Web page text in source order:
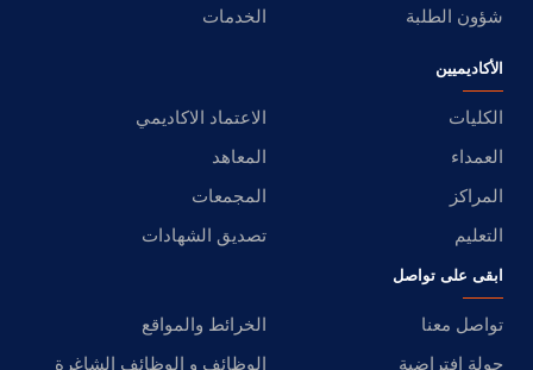
شؤون الطلبة
الخدمات
الأكاديميين
الكليات
الاعتماد الاكاديمي
العمداء
المعاهد
المراكز
المجمعات
التعليم
تصديق الشهادات
ابقى على تواصل
تواصل معنا
الخرائط والمواقع
جولة افتراضية
الوظائف و الوظائف الشاغرة